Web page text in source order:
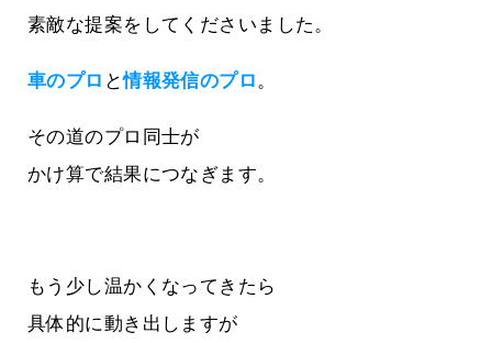
素敵な提案をしてくださいました。
車のプロ と情報発信のプロ。
その道のプロ同士が
かけ算で結果につなぎます。
もう少し温かくなってきたら
具体的に動き出しますが